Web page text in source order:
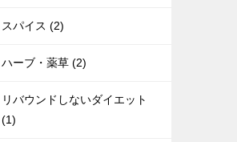
スパイス (2)
ハーブ・薬草 (2)
リバウンドしないダイエット
(1)